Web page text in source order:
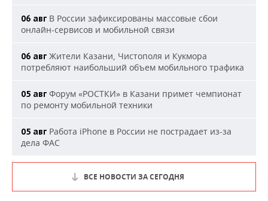
06 авг В России зафиксированы массовые сбои
онлайн-сервисов и мобильной связи
06 авг Жители Казани, Чистополя и Кукмора
потребляют наибольший объем мобильного трафика
05 авг Форум «РОСТКИ» в Казани примет чемпионат
по ремонту мобильной техники
05 авг Работа iPhone в России не пострадает из-за
дела ФАС
ВСЕ НОВОСТИ ЗА СЕГОДНЯ